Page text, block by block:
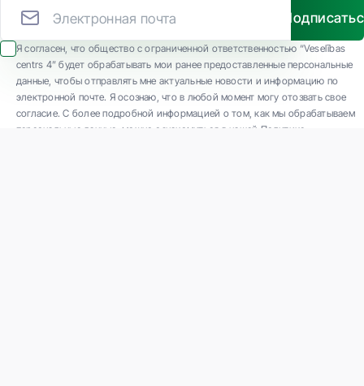
Я согласен, что общество с ограниченной ответственностью “Veselības
centrs 4” будет обрабатывать мои ранее предоставленные персональные
данные, чтобы отправлять мне актуальные новости и информацию по
электронной почте. Я осознаю, что в любой момент могу отозвать свое
согласие. С более подробной информацией о том, как мы обрабатываем
персональные данные, можно ознакомиться в нашей Политике